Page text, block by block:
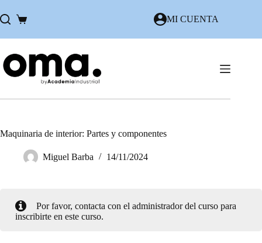
al
contenido
Carro
MI CUENTA
Maquinaria de interior: Partes y componentes
Miguel Barba 14/11/2024
Por favor, contacta con el administrador del curso para
inscribirte en este curso.